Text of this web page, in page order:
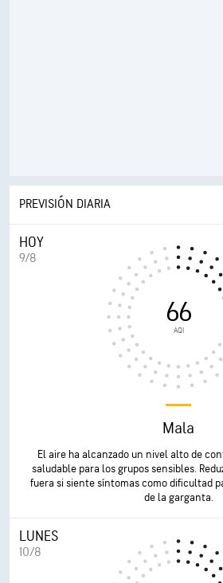
PREVISIÓN DIARIA
HOY
9/8
66
AQI
Mala
El aire ha alcanzado un nivel alto de
saludable para los grupos sensibles.
fuera si siente síntomas como dificultad
de la garganta.
LUNES
10/8